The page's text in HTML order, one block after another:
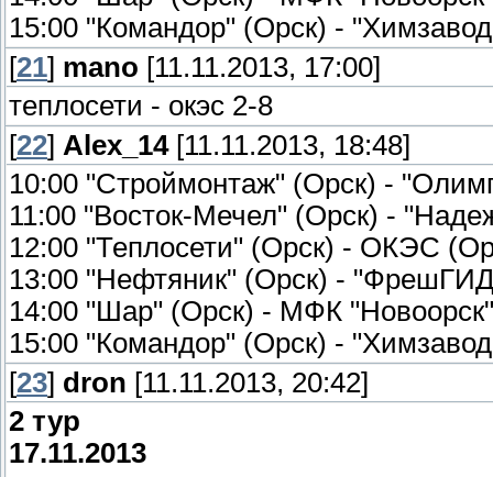
15:00 "Командор" (Орск) -
[21] mano [11.11.2013, 17:00]
теплосети - окэс 2-8
[22] Alex_14[11.11.2013, 18:48]
10:00 "Строймонтаж" (Орск) -
11:00 "Восток-Мечел" (Орск) -
12:00 "Теплосети" (Орск) - ОКЭС
13:00 "Нефтяник" (Орск) -
14:00 "Шар" (Орск) - МФК
15:00 "Командор" (Орск) -
[23] dron [11.11.2013, 20:42]
2 тур
17.11.2013